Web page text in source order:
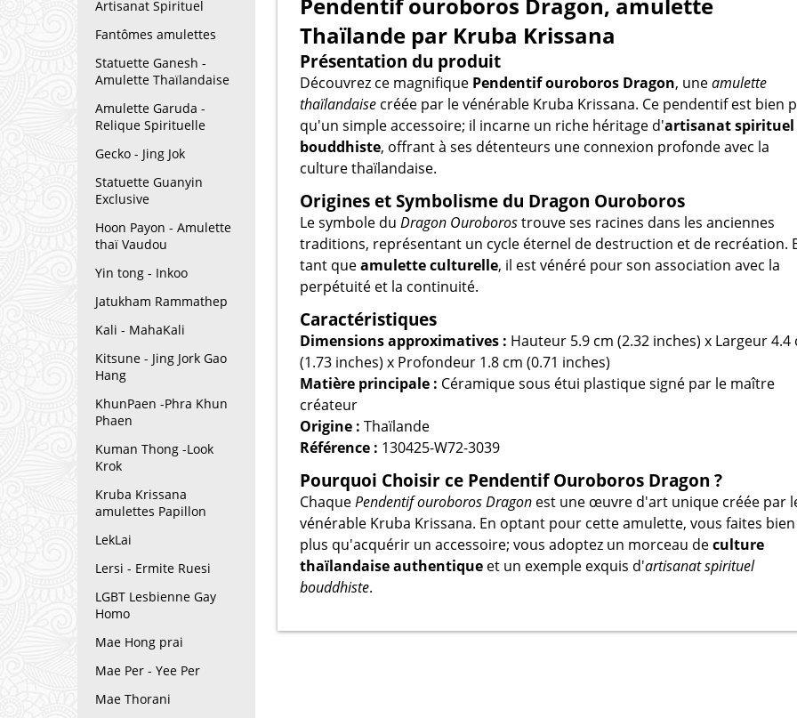
Artisanat Spirituel
Fantômes amulettes
Statuette Ganesh -
Amulette Thaïlandaise
Amulette Garuda -
Relique Spirituelle
Gecko - Jing Jok
Statuette Guanyin
Exclusive
Hoon Payon - Amulette
thaï Vaudou
Yin tong - Inkoo
Jatukham Rammathep
Kali - MahaKali
Kitsune - Jing Jork Gao
Hang
KhunPaen -Phra Khun
Phaen
Kuman Thong -Look
Krok
Kruba Krissana
amulettes Papillon
LekLai
Lersi - Ermite Ruesi
LGBT Lesbienne Gay
Homo
Mae Hong prai
Mae Per - Yee Per
Mae Thorani
Thaïlande par Kruba Krissana
Présentation du produit
Découvrez ce magnifique Pendentif ouroboros Dragon, uneamulette
thaïlandaise créée par le vénérable Kruba Krissana. Ce pendentif est bien
qu'un simple accessoire; il incarne un riche héritage d'artisanat spirituel
bouddhiste, offrant à ses détenteurs une connexion profonde avec la
culture thaïlandaise.
Origines et Symbolisme du Dragon Ouroboros
Le symbole du Dragon Ouroborostrouve ses racines dans les anciennes
traditions, représentant un cycle éternel de destruction et de recréation.
tant queamulette culturelle, il est vénéré pour son association avec la
perpétuité et la continuité.
Caractéristiques
Dimensions approximatives : Hauteur 5.9 cm (2.32 inches) x Largeur 4.4
(1.73 inches) x Profondeur 1.8 cm (0.71 inches)
Matière principale : Céramique sous étui plastique signé par le maître
créateur
Origine : Thaïlande
Référence : 130425-W72-3039
Pourquoi Choisir ce Pendentif Ouroboros Dragon ?
ChaquePendentif ouroboros Dragon est une œuvre d'art unique créée par
vénérable Kruba Krissana. En optant pour cette amulette, vous faites bien
plus qu'acquérir un accessoire; vous adoptez un morceau deculture
thaïlandaise authentique et un exemple exquis d'artisanat spirituel
bouddhiste.